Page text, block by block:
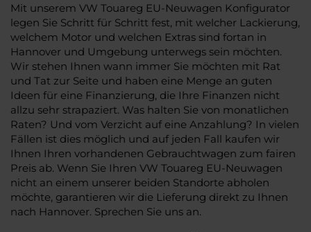
Mit unserem VW Touareg EU-Neuwagen Konfigurator
legen Sie Schritt für Schritt fest, mit welcher Lackierung,
welchem Motor und welchen Extras sind fortan in
Hannover und Umgebung unterwegs sein möchten.
Wir stehen Ihnen wann immer Sie möchten mit Rat
und Tat zur Seite und haben eine Menge an guten
Ideen für eine Finanzierung, die Ihre Finanzen nicht
allzu sehr strapaziert. Was halten Sie von monatlichen
Raten? Und vom Verzicht auf eine Anzahlung? In vielen
Fällen ist dies möglich und auf jeden Fall kaufen wir
Ihnen Ihren vorhandenen Gebrauchtwagen zum fairen
Preis ab. Wenn Sie Ihren VW Touareg EU-Neuwagen
nicht an einem unserer beiden Standorte abholen
möchte, garantieren wir die Lieferung direkt zu Ihnen
nach Hannover. Sprechen Sie uns an.